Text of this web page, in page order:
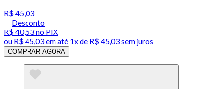
R$ 45,03
Desconto
R$ 40,53no PIX
ou R$ 45,03em até 1x de R$ 45,03sem juros
COMPRAR AGORA